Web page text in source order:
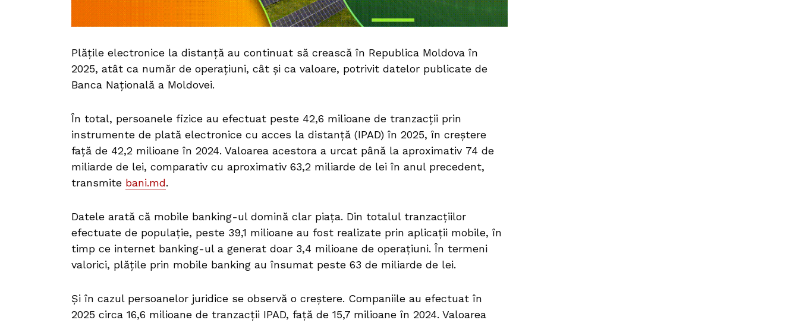
Plățile electronice la distanță au continuat să crească în Republica Moldova în
2025, atât ca număr de operațiuni, cât și ca valoare, potrivit datelor publicate de
Banca Națională a Moldovei.
În total, persoanele fizice au efectuat peste 42,6 milioane de tranzacții prin
instrumente de plată electronice cu acces la distanță (IPAD) în 2025, în creștere
față de 42,2 milioane în 2024. Valoarea acestora a urcat până la aproximativ 74 de
miliarde de lei, comparativ cu aproximativ 63,2 miliarde de lei în anul precedent,
transmite bani.md.
Datele arată că mobile banking-ul domină clar piața. Din totalul tranzacțiilor
efectuate de populație, peste 39,1 milioane au fost realizate prin aplicații mobile, în
timp ce internet banking-ul a generat doar 3,4 milioane de operațiuni. În termeni
valorici, plățile prin mobile banking au însumat peste 63 de miliarde de lei.
Și în cazul persoanelor juridice se observă o creștere. Companiile au efectuat în
2025 circa 16,6 milioane de tranzacții IPAD, față de 15,7 milioane în 2024. Valoarea